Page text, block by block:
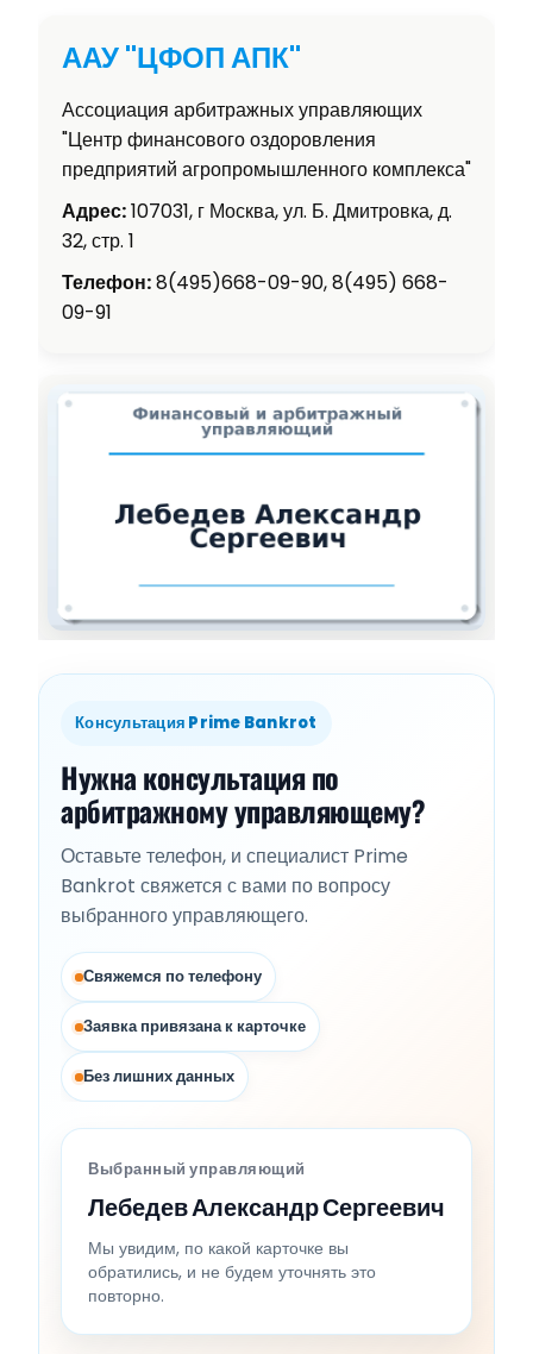
ААУ "ЦФОП АПК"
Ассоциация арбитражных управляющих
"Центр финансового оздоровления
предприятий агропромышленного комплекса"
Адрес:107031, г Москва, ул. Б. Дмитровка, д.
32, стр. 1
Телефон:8(495)668-09-90, 8(495) 668-
09-91
Консультация Prime Bankrot
Нужна консультация по
арбитражному управляющему?
Оставьте телефон, и специалист Prime
Bankrot свяжется с вами по вопросу
выбранного управляющего.
Свяжемся по телефону
Заявка привязана к карточке
Без лишних данных
Выбранный управляющий
Лебедев Александр Сергеевич
Мы увидим, по какой карточке вы
обратились, и не будем уточнять это
повторно.